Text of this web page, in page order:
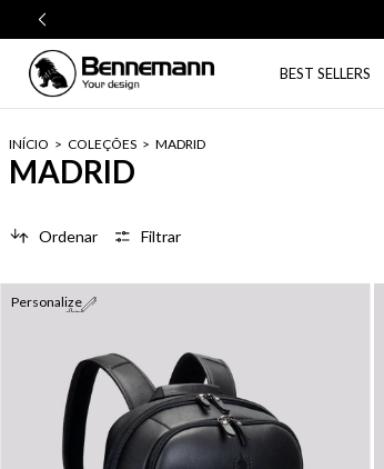
BEST SELLERS
INÍCIO > COLEÇÕES > MADRID
MADRID
Ordenar Filtrar
Personalize